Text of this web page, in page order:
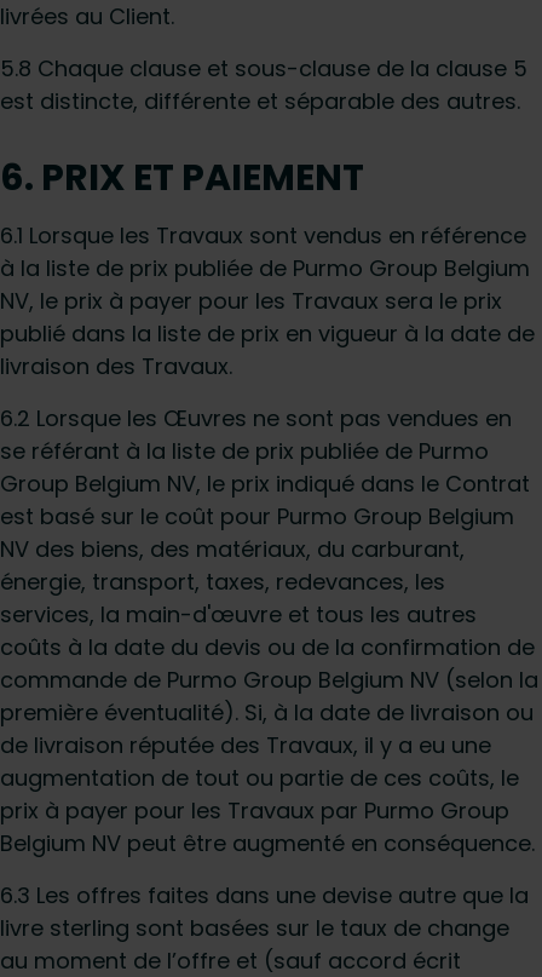
livrées au Client.
5.8 Chaque clause et sous-clause de la clause 5
est distincte, différente et séparable des autres.
6. PRIX ET PAIEMENT
6.1 Lorsque les Travaux sont vendus en référence
à la liste de prix publiée de Purmo Group Belgium
NV, le prix à payer pour les Travaux sera le prix
publié dans la liste de prix en vigueur à la date de
livraison des Travaux.
6.2 Lorsque les Œuvres ne sont pas vendues en
se référant à la liste de prix publiée de Purmo
Group Belgium NV, le prix indiqué dans le Contrat
est basé sur le coût pour Purmo Group Belgium
NV des biens, des matériaux, du carburant,
énergie, transport, taxes, redevances, les
services, la main-d'œuvre et tous les autres
coûts à la date du devis ou de la confirmation de
commande de Purmo Group Belgium NV (selon la
première éventualité). Si, à la date de livraison ou
de livraison réputée des Travaux, il y a eu une
augmentation de tout ou partie de ces coûts, le
prix à payer pour les Travaux par Purmo Group
Belgium NV peut être augmenté en conséquence.
6.3 Les offres faites dans une devise autre que la
livre sterling sont basées sur le taux de change
au moment de l’offre et (sauf accord écrit